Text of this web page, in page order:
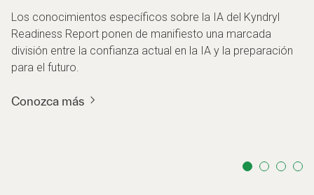
Los conocimientos específicos sobre la IA del Kyndryl
Readiness Report ponen de manifiesto una marcada
división entre la confianza actual en la IA y la preparación
para el futuro.
Conozca más